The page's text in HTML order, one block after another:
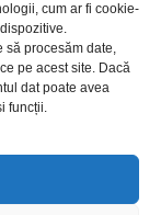
cum ar fi cookie-
să procesăm date,
pe acest site. Dacă
dat poate avea
funcții.